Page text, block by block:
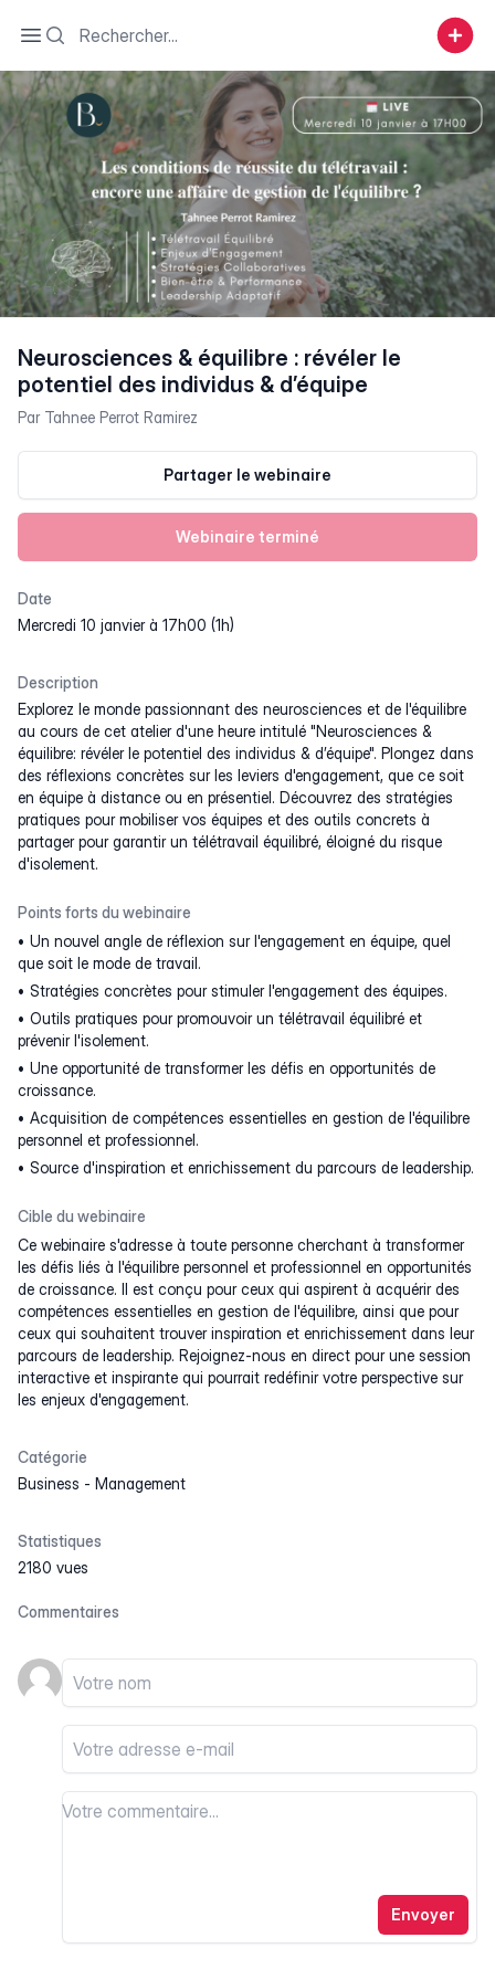
Open sidebar
Search
Neurosciences & équilibre : révéler le
potentiel des individus & d’équipe
Par Tahnee Perrot Ramirez
Partager le webinaire
Webinaire terminé
Date
mercredi 10 janvier à 17h00 (1h)
Description
Explorez le monde passionnant des neurosciences et de l'équilibre
au cours de cet atelier d'une heure intitulé "Neurosciences &
équilibre: révéler le potentiel des individus & d’équipe". Plongez dans
des réflexions concrètes sur les leviers d'engagement, que ce soit
en équipe à distance ou en présentiel. Découvrez des stratégies
pratiques pour mobiliser vos équipes et des outils concrets à
partager pour garantir un télétravail équilibré, éloigné du risque
d'isolement.
Points forts du webinaire
Un nouvel angle de réflexion sur l'engagement en équipe, quel
que soit le mode de travail.
Stratégies concrètes pour stimuler l'engagement des équipes.
Outils pratiques pour promouvoir un télétravail équilibré et
prévenir l'isolement.
Une opportunité de transformer les défis en opportunités de
croissance.
Acquisition de compétences essentielles en gestion de l'équilibre
personnel et professionnel.
Source d'inspiration et enrichissement du parcours de leadership.
Cible du webinaire
Ce webinaire s'adresse à toute personne cherchant à transformer
les défis liés à l'équilibre personnel et professionnel en opportunités
de croissance. Il est conçu pour ceux qui aspirent à acquérir des
compétences essentielles en gestion de l'équilibre, ainsi que pour
ceux qui souhaitent trouver inspiration et enrichissement dans leur
parcours de leadership. Rejoignez-nous en direct pour une session
interactive et inspirante qui pourrait redéfinir votre perspective sur
les enjeux d'engagement.
Catégorie
Business - Management
Statistiques
2180 vues
Commentaires
Votre nom
Votre email
Votre commentaire
Votre commentaire
Envoyer